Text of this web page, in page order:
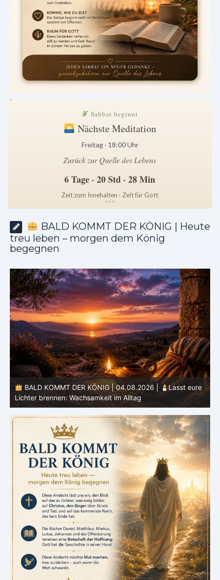
.
Sabbat beginnt
Nächste Meditation
Freitag · 18:00 Uhr
Zurück zur Quelle des Lebens
6 Tage · 20 Std · 28 Min
Zeit zum Innehalten · Zeit für Gott
***
BALD KOMMT DER KÖNIG | Heute
treu leben – morgen dem König
begegnen
BALD KOMMT DER KÖNIG | 04.08.2026 |
Lasst eure
Lichter brennen: Wachsamkeit im Alltag